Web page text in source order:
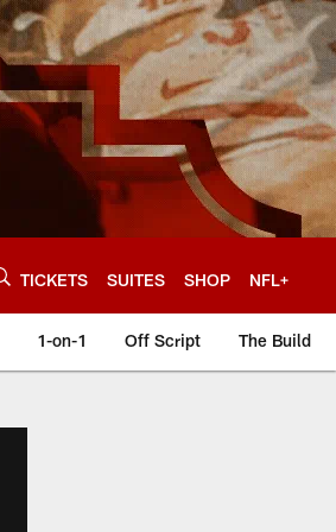
TICKETS SUITES SHOP NFL+
1-on-1 Off Script The Build